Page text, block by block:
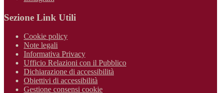
Sezione Link Utili
Cookie policy
Note legali
Informativa Privacy
Ufficio Relazioni con il Pubblico
Dichiarazione di accessibilità
Obiettivi di accessibilità
Gestione consensi cookie